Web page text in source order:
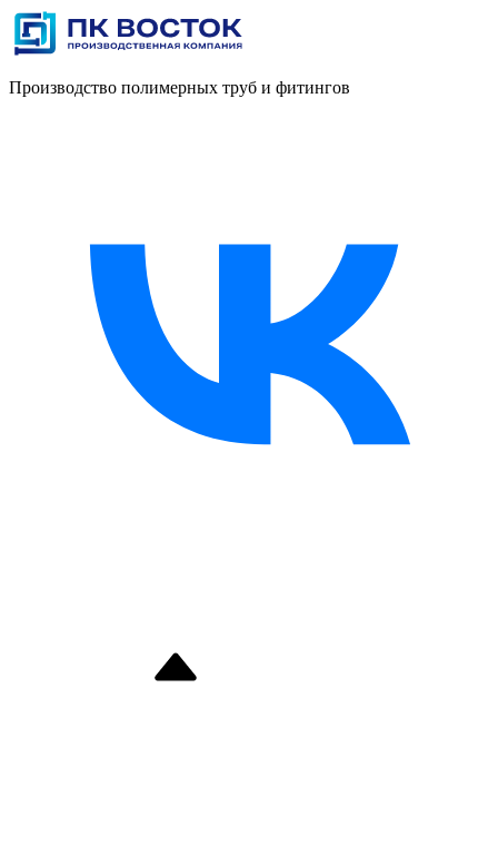
Производство полимерных труб и фитингов